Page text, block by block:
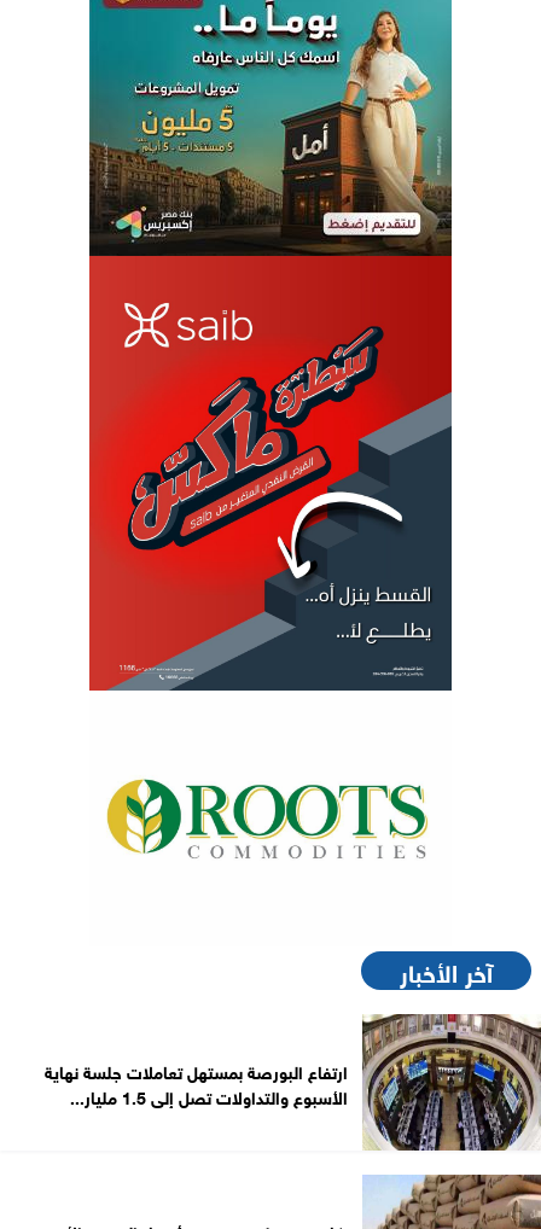
آخر الأخبار
ارتفاع البورصة بمستهل تعاملات جلسة نهاية
الأسبوع والتداولات تصل إلى 1.5 مليار...